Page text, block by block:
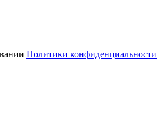
Политики конфиденциальности